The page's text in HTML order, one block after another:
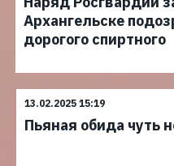
Архангельске
дорогого спиртного
13.02.2025 15:19
Пьяная обида чуть